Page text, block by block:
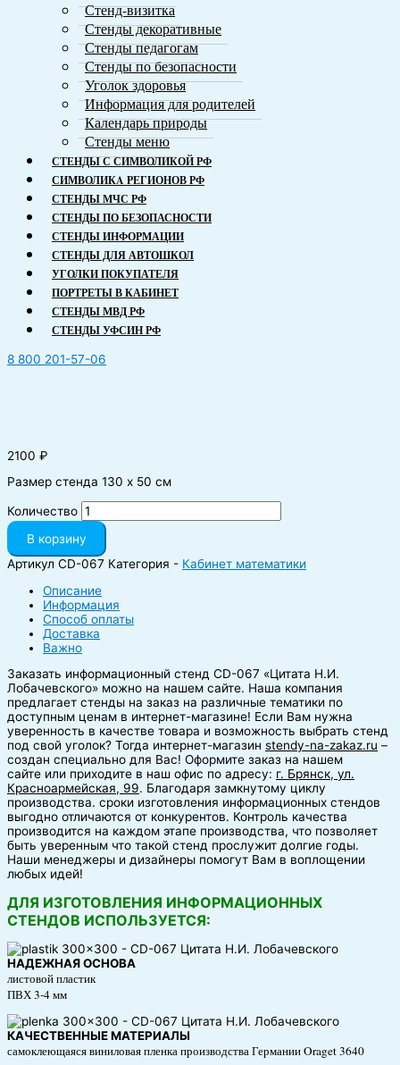
Стенд-визитка
Стенды декоративные
Стенды педагогам
Стенды по безопасности
Уголок здоровья
Информация для родителей
Календарь природы
Стенды меню
СТЕНДЫ С СИМВОЛИКОЙ РФ
СИМВОЛИКA РЕГИОНОВ РФ
СТЕНДЫ МЧС РФ
СТЕНДЫ ПО БЕЗОПАСНОСТИ
СТЕНДЫ ИНФОРМАЦИИ
СТЕНДЫ ДЛЯ АВТОШКОЛ
УГОЛКИ ПОКУПАТЕЛЯ
ПОРТРЕТЫ В КАБИНЕТ
СТЕНДЫ МВД РФ
СТЕНДЫ УФСИН РФ
8 800 201-57-06
2100 ₽
Размер стенда 130 х 50 см
Количество
В корзину
Артикул CD-067 Категория - Кабинет математики
Описание
Информация
Способ оплаты
Доставка
Важно
Заказать информационный стенд CD-067 «Цитата Н.И.
Лобачевского» можно на нашем сайте. Наша компания
предлагает стенды на заказ на различные тематики по
доступным ценам в интернет-магазине! Если Вам нужна
уверенность в качестве товара и возможность выбрать стенд
под свой уголок? Тогда интернет-магазин stendy-na-zakaz.ru –
создан специально для Вас! Оформите заказ на нашем
сайте или приходите в наш офис по адресу: г. Брянск, ул.
Красноармейская, 99. Благодаря замкнутому циклу
производства. сроки изготовления информационных стендов
выгодно отличаются от конкурентов. Контроль качества
производится на каждом этапе производства, что позволяет
быть уверенным что такой стенд прослужит долгие годы.
Наши менеджеры и дизайнеры помогут Вам в воплощении
любых идей!
ДЛЯ ИЗГОТОВЛЕНИЯ ИНФОРМАЦИОННЫХ
СТЕНДОВ ИСПОЛЬЗУЕТСЯ:
НАДЕЖНАЯ ОСНОВА
листовой пластик
ПВХ 3-4 мм
КАЧЕСТВЕННЫЕ МАТЕРИАЛЫ
самоклеющаяся виниловая пленка производства Германии Oraget 3640